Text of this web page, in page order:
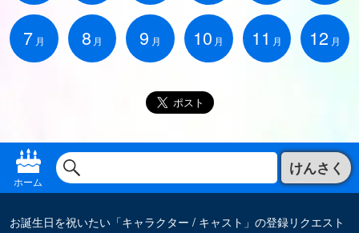
7 月 8 月 9 月 10 月 11 月 12 月
ホーム
けんさく
お誕生日を祝いたい「キャラクター / キャスト」の登録リクエスト